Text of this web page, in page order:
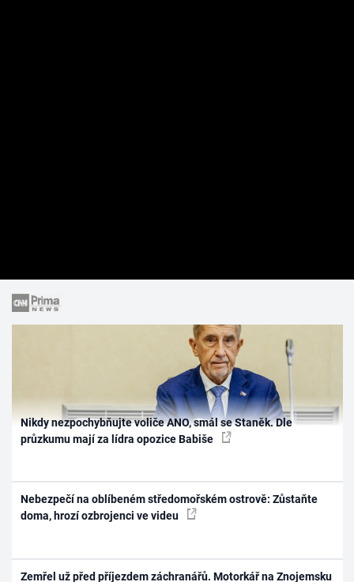
Nikdy nezpochybňujte voliče ANO, smál se Staněk. Dle
průzkumu mají za lídra opozice Babiše
Nebezpečí na oblíbeném středomořském ostrově: Zůstaňte
doma, hrozí ozbrojenci ve videu
Zemřel už před příjezdem záchranářů. Motorkář na Znojemsku